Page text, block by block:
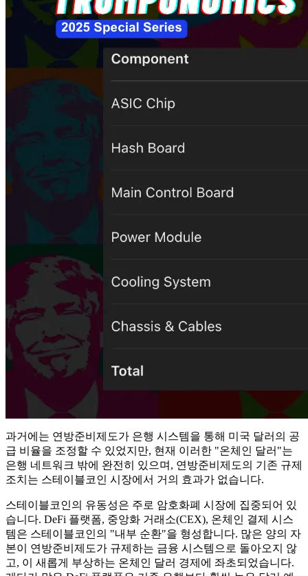
과거에는 연방준비제도가 은행 시스템을 통해 미국 달러의 공
급 비율을 조정할 수 있었지만, 현재 이러한 "온체인 달러"는
은행 네트워크 밖에 완전히 있으며, 연방준비제도의 기존 규제
조치는 스테이블코인 시장에서 거의 효과가 없습니다.
스테이블코인의 유동성은 주로 암호화폐 시장에 집중되어 있
습니다. DeFi 플랫폼, 중앙화 거래소(CEX), 온체인 결제 시스
템은 스테이블코인의 "내부 순환"을 형성합니다. 많은 양의 자
본이 연방준비제도가 규제하는 금융 시스템으로 돌아오지 않
고, 이 새롭게 부상하는 온체인 달러 경제에 좌초되었습니다.